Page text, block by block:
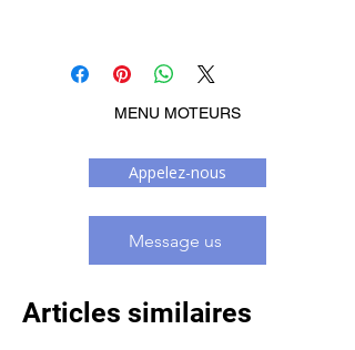
MENU MOTEURS
Appelez-nous
Message us
Articles similaires